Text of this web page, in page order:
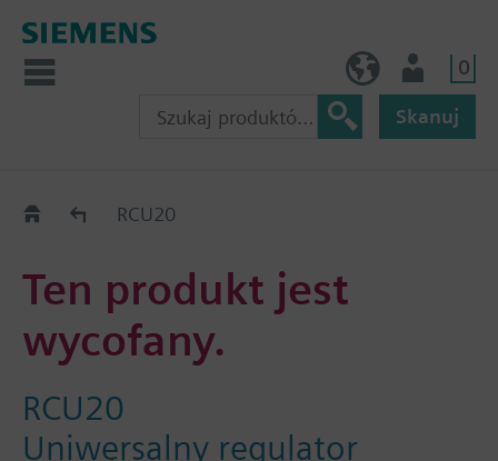
0
Skanuj
Old2NewRCU20
Ten produkt jest
wycofany.
RCU20
Uniwersalny regulator